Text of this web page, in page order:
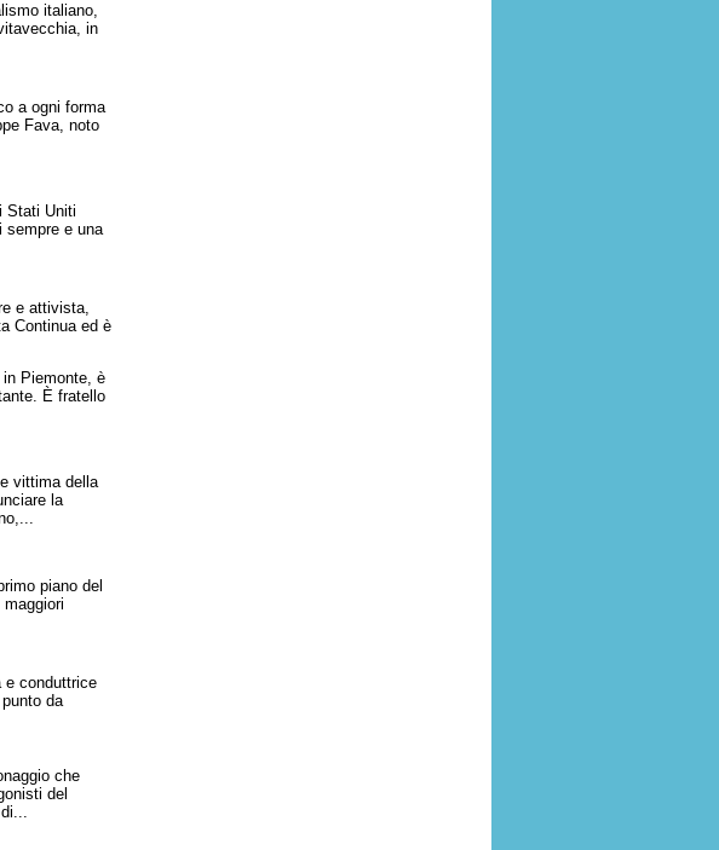
italiano,
in
a ogni forma
Fava, noto
Stati Uniti
sempre e una
e attivista,
Continua ed è
Piemonte, è
È fratello
vittima della
la
piano del
e conduttrice
da
che
del